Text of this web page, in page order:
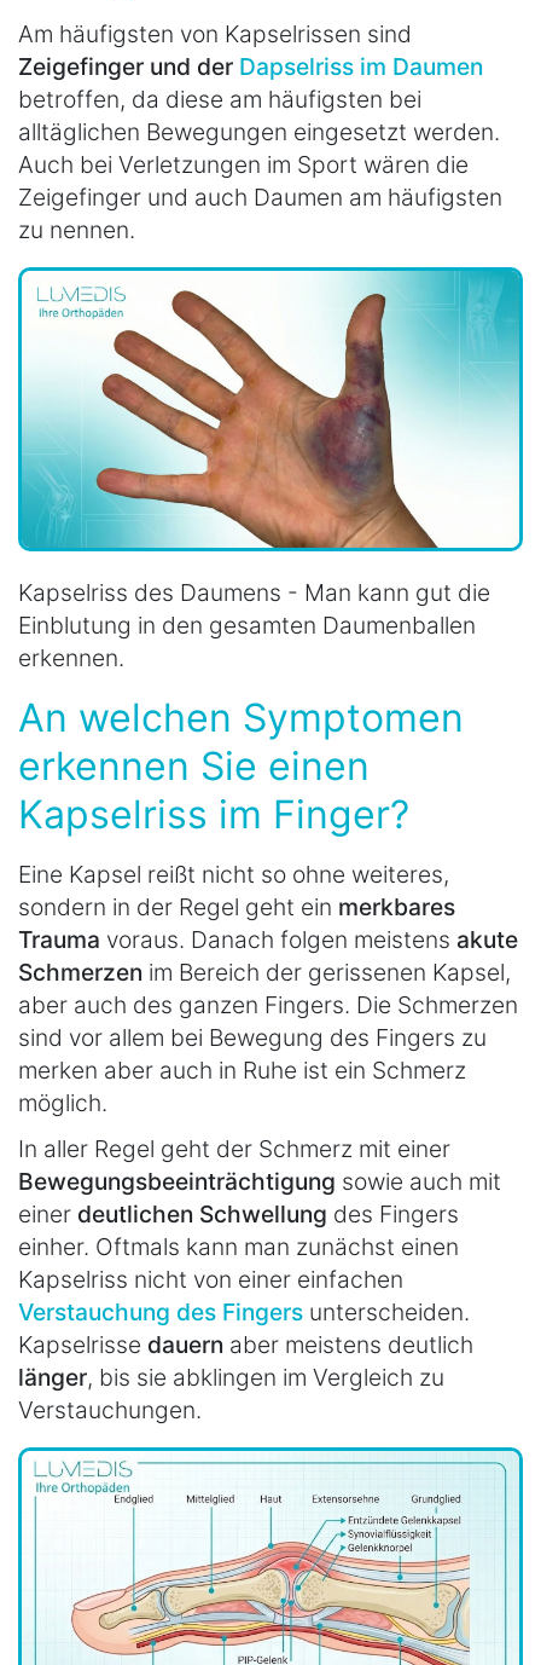
Am häufigsten von Kapselrissen sind
Zeigefinger und der Dapselriss im Daumen
betroffen, da diese am häufigsten bei
alltäglichen Bewegungen eingesetzt werden.
Auch bei Verletzungen im Sport wären die
Zeigefinger und auch Daumen am häufigsten
zu nennen.
Kapselriss des Daumens - Man kann gut die
Einblutung in den gesamten Daumenballen
erkennen.
An welchen Symptomen
erkennen Sie einen
Kapselriss im Finger?
Eine Kapsel reißt nicht so ohne weiteres,
sondern in der Regel geht ein merkbares
Trauma voraus. Danach folgen meistens akute
Schmerzen im Bereich der gerissenen Kapsel,
aber auch des ganzen Fingers. Die Schmerzen
sind vor allem bei Bewegung des Fingers zu
merken aber auch in Ruhe ist ein Schmerz
möglich.
In aller Regel geht der Schmerz mit einer
Bewegungsbeeinträchtigung sowie auch mit
einer deutlichen Schwellung des Fingers
einher. Oftmals kann man zunächst einen
Kapselriss nicht von einer einfachen
Verstauchung des Fingers unterscheiden.
Kapselrisse dauern aber meistens deutlich
länger, bis sie abklingen im Vergleich zu
Verstauchungen.